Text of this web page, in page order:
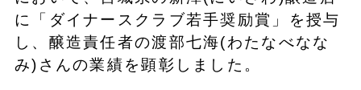
に「ダイナースクラブ若手奨励賞」を授与
し、醸造責任者の渡部七海(わたなべなな
み)さんの業績を顕彰しました。